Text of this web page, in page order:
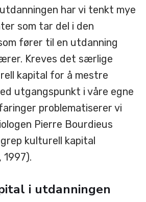
har vi tenkt mye
som tar del i den
fører til en utdanning
Kreves det særlige
kapital for å mestre
utgangspunkt i våre egne
problematiserer vi
Pierre Bourdieus
kulturell kapital
i utdanningen